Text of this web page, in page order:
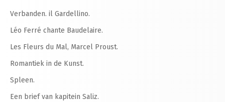
Verbanden. il Gardellino.
Léo Ferré chante Baudelaire.
Les Fleurs du Mal, Marcel Proust.
Romantiek in de Kunst.
Spleen.
Een brief van kapitein Saliz.